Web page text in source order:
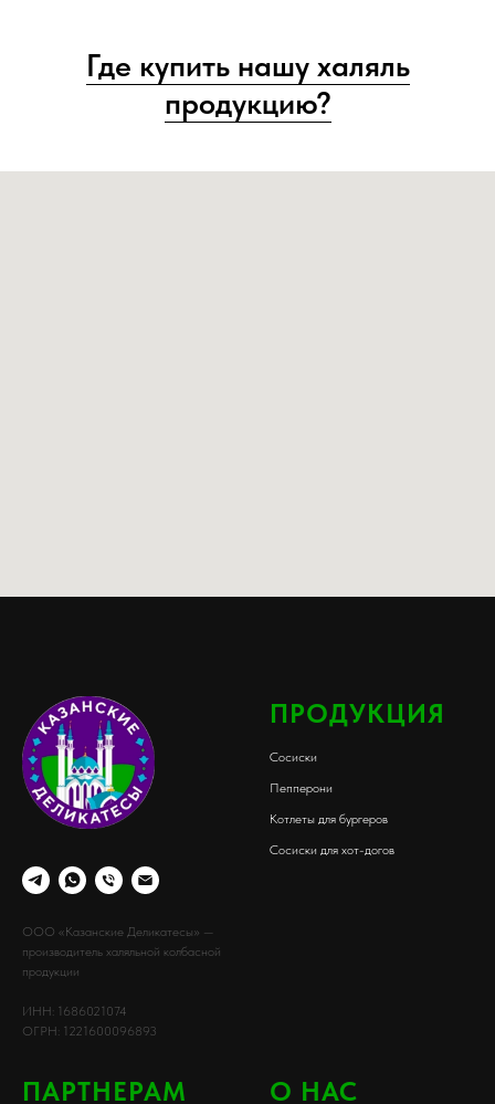
Где купить нашу халяль
продукцию?
ООО «Казанские Деликатесы» —
производитель халяльной колбасной
продукции
ИНН: 1686021074
ОГРН: 1221600096893
ПРОДУКЦИЯ
Сосиски
Пепперони
Котлеты для бургеров
Сосиски для хот-догов
ПАРТНЕРАМ О НАС